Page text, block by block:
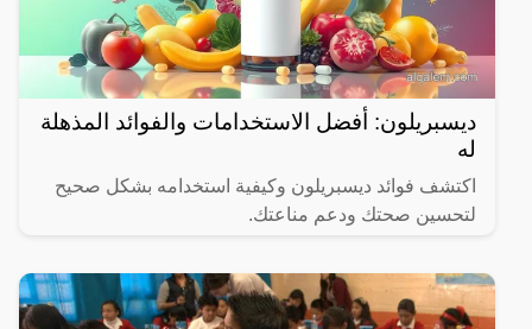
ديسبريلون: أفضل الاستخدامات والفوائد المذهلة
له
اكتشف فوائد ديسبريلون وكيفية استخدامه بشكل صحيح
لتحسين صحتك ودعم مناعتك.